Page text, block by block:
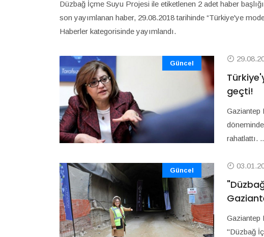
Düzbağ İçme Suyu Projesi ile etiketlenen 2 adet haber
son yayımlanan haber, 29.08.2018 tarihinde “Türkiye'ye
Haberler kategorisinde yayımlandı.
Güncel
geçti!
Gaziantep
rahatlattı.
Güncel
Gaziantep
"Düzbağ